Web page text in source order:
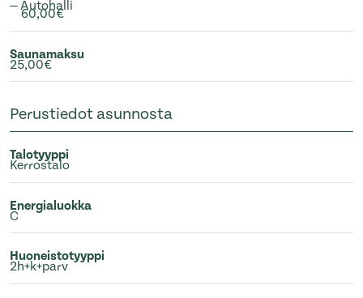
— Autohalli
60,00€
Saunamaksu
25,00€
Perustiedot asunnosta
Talotyyppi
Kerrostalo
Energialuokka
C
Huoneistotyyppi
2h+k+parv